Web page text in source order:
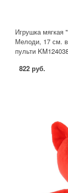
Игрушка мягкая
Мелоди, 17 см.
пульти
822 руб.